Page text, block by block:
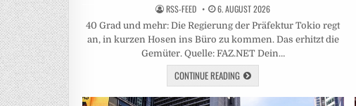
RSS-FEED 6. AUGUST 2026
40 Grad und mehr: Die Regierung der Präfektur Tokio regt
an, in kurzen Hosen ins Büro zu kommen. Das erhitzt die
Gemüter. Quelle: FAZ.NET Dein…
CONTINUE READING